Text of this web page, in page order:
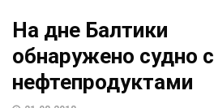
На дне Балтики
обнаружено судно с
нефтепродуктами